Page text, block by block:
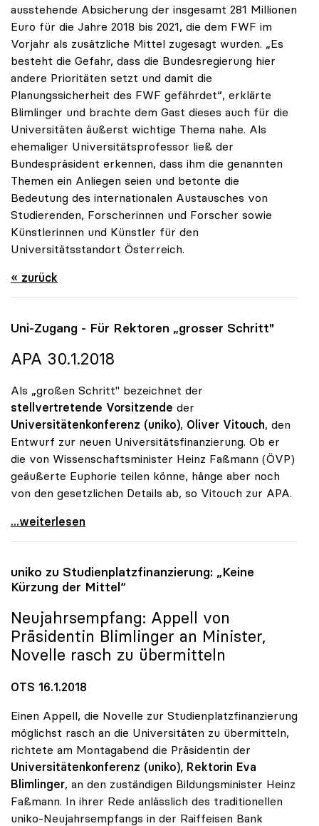
ausstehende Absicherung der insgesamt 281 Millionen
Euro für die Jahre 2018 bis 2021, die dem FWF im
Vorjahr als zusätzliche Mittel zugesagt wurden. „Es
besteht die Gefahr, dass die Bundesregierung hier
andere Prioritäten setzt und damit die
Planungssicherheit des FWF gefährdet“, erklärte
Blimlinger und brachte dem Gast dieses auch für die
Universitäten äußerst wichtige Thema nahe. Als
ehemaliger Universitätsprofessor ließ der
Bundespräsident erkennen, dass ihm die genannten
Themen ein Anliegen seien und betonte die
Bedeutung des internationalen Austausches von
Studierenden, Forscherinnen und Forscher sowie
Künstlerinnen und Künstler für den
Universitätsstandort Österreich.
« zurück
Uni-Zugang - Für Rektoren „grosser Schritt"
APA 30.1.2018
Als „großen Schritt" bezeichnet der
stellvertretende Vorsitzende der
Universitätenkonferenz (uniko), Oliver Vitouch, den
Entwurf zur neuen Universitätsfinanzierung. Ob er
die von Wissenschaftsminister Heinz Faßmann (ÖVP)
geäußerte Euphorie teilen könne, hänge aber noch
von den gesetzlichen Details ab, so Vitouch zur APA.
Uni-Zugang - Für Rektoren „grosser Schritt\"
...weiterlesen
uniko zu Studienplatzfinanzierung: „Keine
Kürzung der Mittel“
Neujahrsempfang: Appell von
Präsidentin Blimlinger an Minister,
Novelle rasch zu übermitteln
OTS 16.1.2018
Einen Appell, die Novelle zur Studienplatzfinanzierung
möglichst rasch an die Universitäten zu übermitteln,
richtete am Montagabend die Präsidentin der
Universitätenkonferenz (uniko), Rektorin Eva
Blimlinger, an den zuständigen Bildungsminister Heinz
Faßmann. In ihrer Rede anlässlich des traditionellen
uniko-Neujahrsempfangs in der Raiffeisen Bank